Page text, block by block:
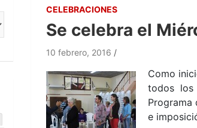
CELEBRACIONES
Se celebra el
10 febrero, 2016
Como
todos los
Programa
e